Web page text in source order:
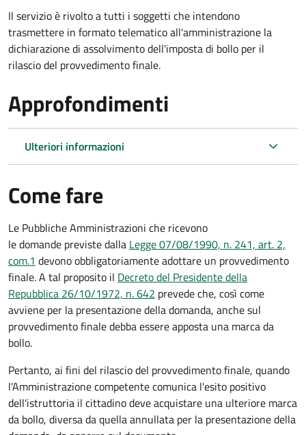
Il servizio è rivolto a tutti i soggetti che intendono
trasmettere in formato telematico all'amministrazione la
dichiarazione di assolvimento dell'imposta di bollo per il
rilascio del provvedimento finale.
Approfondimenti
Ulteriori informazioni
Come fare
Le Pubbliche Amministrazioni che ricevono
le domande previste dalla Legge 07/08/1990, n. 241, art. 2,
com.1 devono obbligatoriamente adottare un provvedimento
finale. A tal proposito il Decreto del Presidente della
Repubblica 26/10/1972, n. 642 prevede che, così come
avviene per la presentazione della domanda, anche sul
provvedimento finale debba essere apposta una marca da
bollo.
Pertanto, ai fini del rilascio del provvedimento finale, quando
l'Amministrazione competente comunica l'esito positivo
dell'istruttoria il cittadino deve acquistare una ulteriore marca
da bollo, diversa da quella annullata per la presentazione della